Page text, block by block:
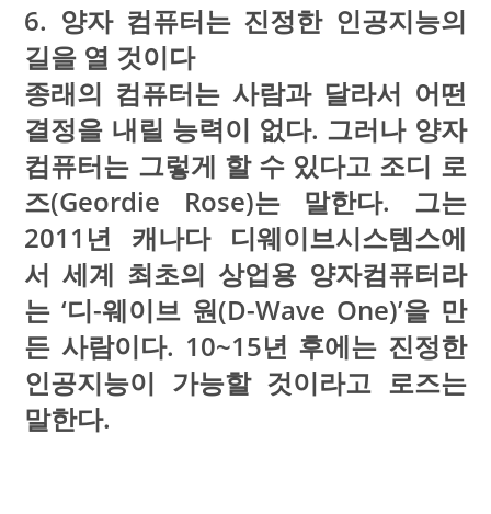
6. 양자 컴퓨터는 진정한 인공지능의
길을 열 것이다
종래의 컴퓨터는 사람과 달라서 어떤
결정을 내릴 능력이 없다. 그러나 양자
컴퓨터는 그렇게 할 수 있다고 조디 로
즈(Geordie Rose)는 말한다. 그는
2011년 캐나다 디웨이브시스템스에
서 세계 최초의 상업용 양자컴퓨터라
는 ‘디-웨이브 원(D-Wave One)’을 만
든 사람이다. 10~15년 후에는 진정한
인공지능이 가능할 것이라고 로즈는
말한다.